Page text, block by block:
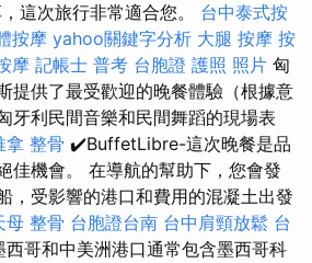
這次旅行非常適合您。 台中泰式按
按摩 yahoo關鍵字分析 大腿 按摩 按
摩 記帳士 普考 台胞證 護照 照片 匈
提供了最受歡迎的晚餐體驗（根據意
牙利民間音樂和民間舞蹈的現場表
拿 整骨 ✔️BuffetLibre-這次晚餐是品
佳機會。 在導航的幫助下，您會發
，受影響的港口和費用的混凝土出發
母 整骨 台胞證台南 台中肩頸放鬆 台
西哥和中美洲港口通常包含墨西哥科